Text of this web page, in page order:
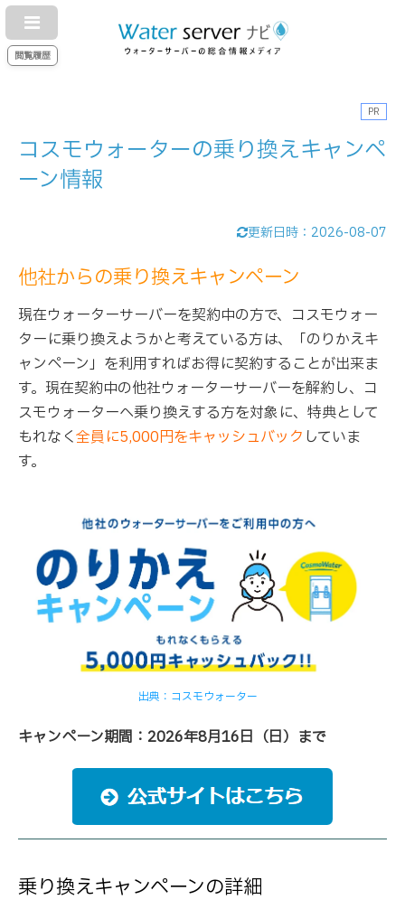
閲覧履歴
PR
コスモウォーターの乗り換えキャンペ
ーン情報
更新日時： 2026-08-07
他社からの乗り換えキャンペーン
現在ウォーターサーバーを契約中の方で、コスモウォー
ターに乗り換えようかと考えている方は、「のりかえキ
ャンペーン」を利用すればお得に契約することが出来ま
す。現在契約中の他社ウォーターサーバーを解約し、コ
スモウォーターへ乗り換えする方を対象に、特典として
もれなく全員に5,000円をキャッシュバック していま
す。
出典：コスモウォーター
キャンペーン期間：2026年8月16日（日）まで
乗り換えキャンペーンの詳細